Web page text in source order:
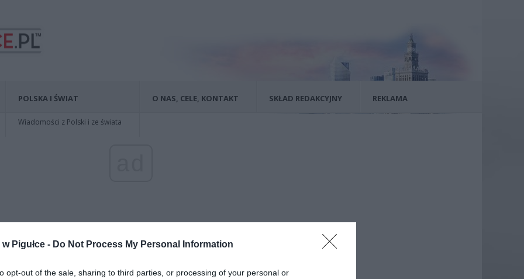
Pigułce - Do Not Process My Personal Information
opt-out of the sale, sharing to third parties, or processing of your personal or
POLSKA I ŚWIAT
Wiadomości z Polski i ze świata
O NAS, CELE, KONTAKT SKŁAD REDAKCYJNY REKLAMA